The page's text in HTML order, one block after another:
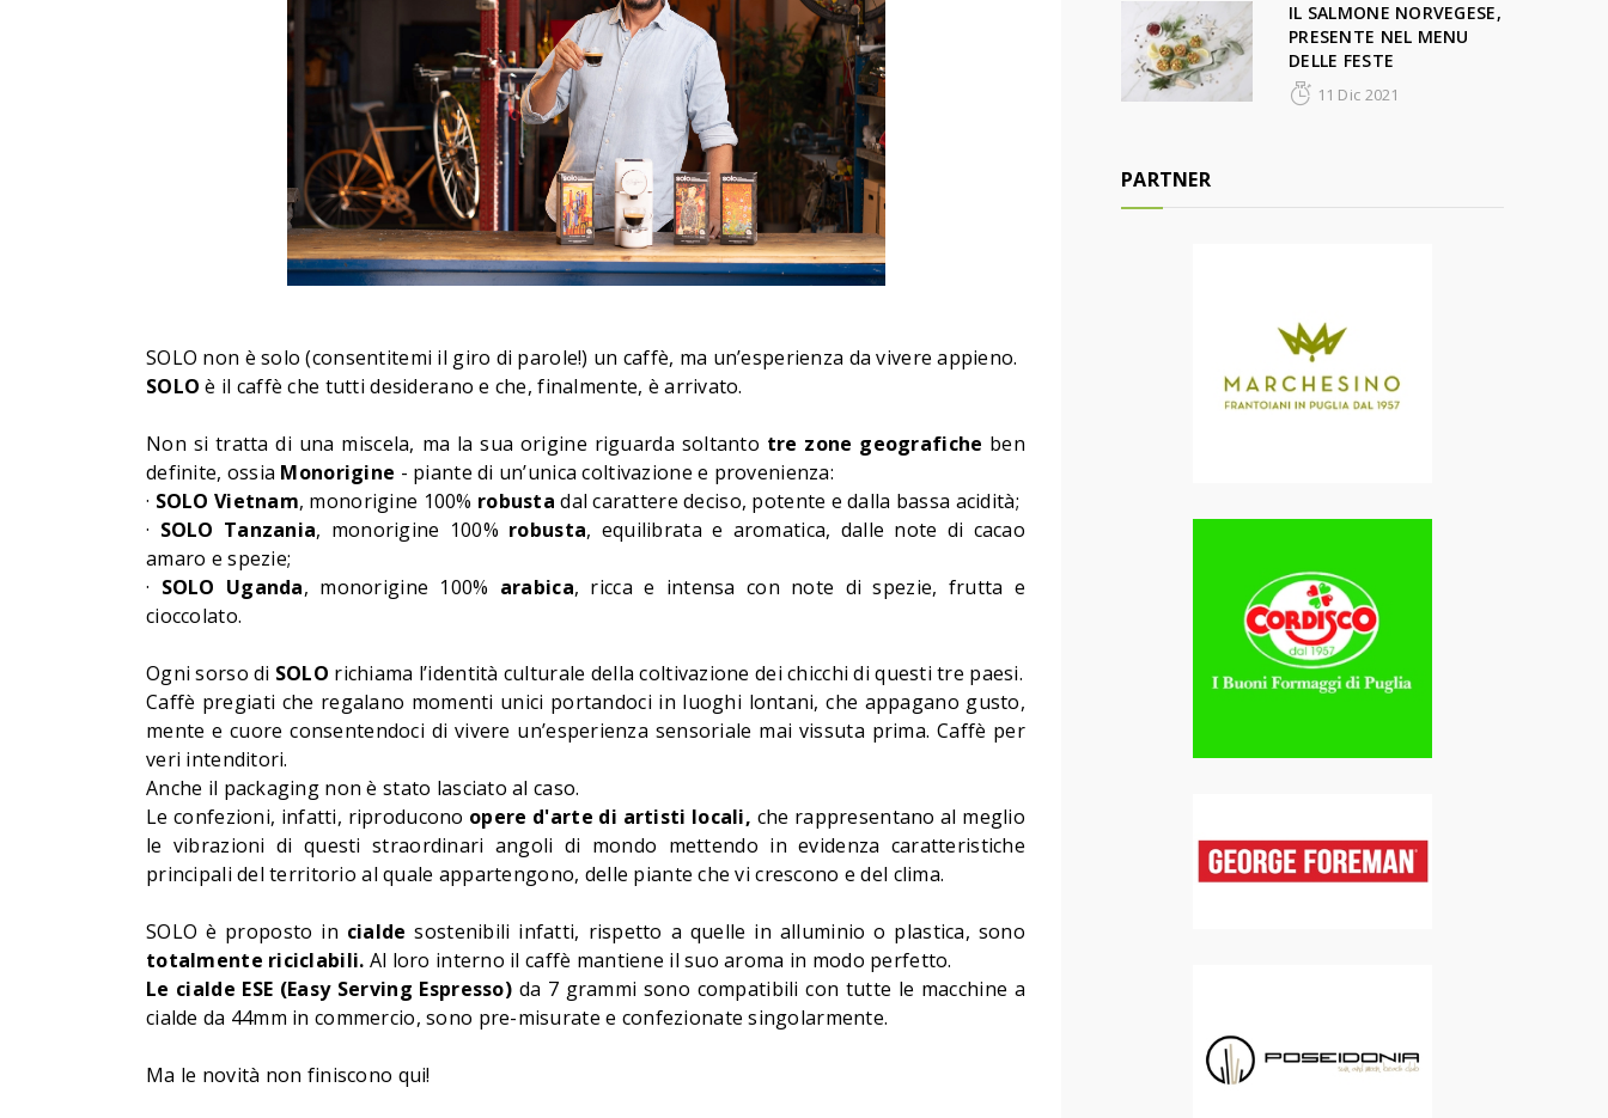
SOLO non è solo (consentitemi il giro di parole!) un caffè, ma un’esperienza da vivere appieno.
SOLOè il caffè che tutti desiderano e che, finalmente, è arrivato.
Non si tratta di una miscela, ma la sua origine riguarda soltanto tre zone geografiche ben
definite, ossia Monorigine - piante di un’unica coltivazione e provenienza:
· SOLO Vietnam, monorigine 100% robustadal carattere deciso, potente e dalla bassa acidità;
· SOLO Tanzania, monorigine 100% robusta, equilibrata e aromatica, dalle note di cacao
amaro e spezie;
· SOLO Uganda, monorigine 100% arabica, ricca e intensa con note di spezie, frutta e
cioccolato.
Ogni sorso di SOLO richiama l’identità culturale della coltivazione dei chicchi di questi tre paesi.
Caffè pregiati che regalano momenti unici portandoci in luoghi lontani, che appagano gusto,
mente e cuore consentendoci di vivere un’esperienza sensoriale mai vissuta prima. Caffè per
veri intenditori.
Anche il packaging non è stato lasciato al caso.
Le confezioni, infatti, riproducono opere d'arte di artisti locali, che rappresentano al meglio
le vibrazioni di questi straordinari angoli di mondo mettendo in evidenza caratteristiche
principali del territorio al quale appartengono, delle piante che vi crescono e del clima.
SOLO è proposto in cialdesostenibili infatti, rispetto a quelle in alluminio o plastica, sono
totalmente riciclabili. Al loro interno il caffè mantiene il suo aroma in modo perfetto.
Le cialde ESE (Easy Serving Espresso) da 7 grammi sono compatibili con tutte le macchine a
cialde da 44mm in commercio, sono pre-misurate e confezionate singolarmente.
Ma le novità non finiscono qui!
IL SALMONE NORVEGESE,
PRESENTE NEL MENU
DELLE FESTE
11 Dic 2021
PARTNER